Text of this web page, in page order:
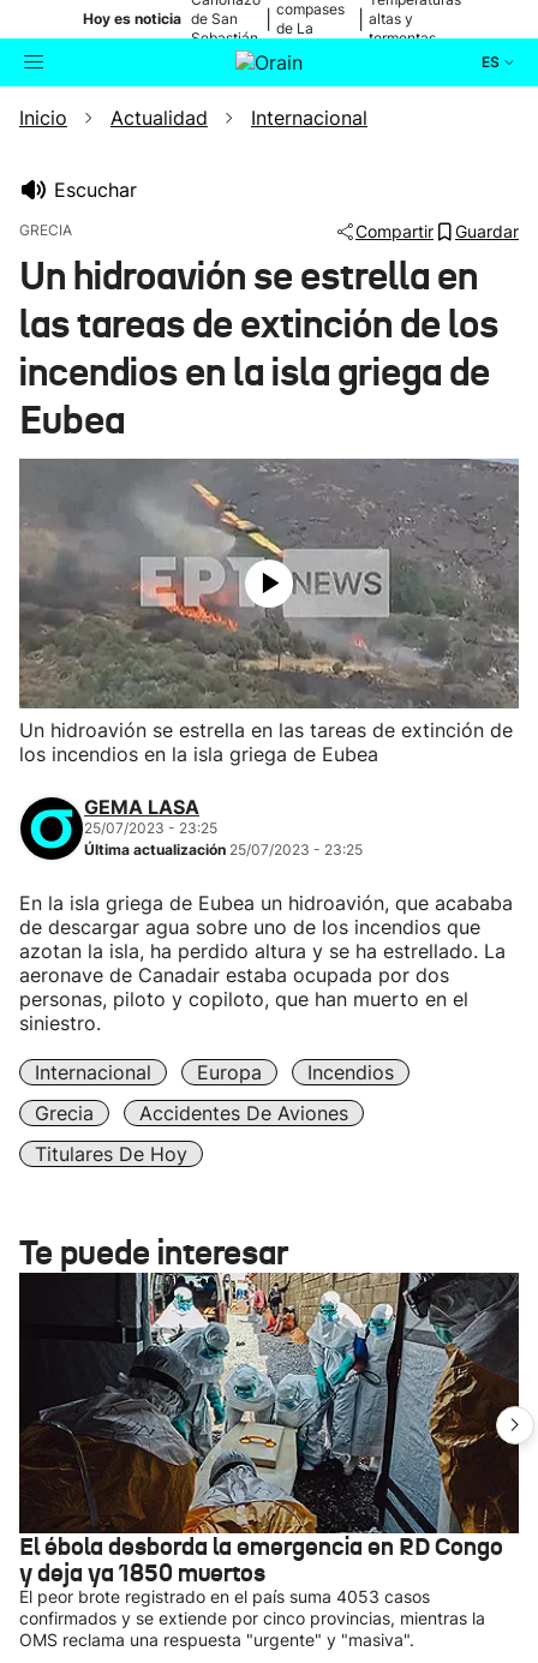
Hoy es noticia de San
Sebastián
compases
de La
altas y
tormentas
ES
Buscador Actualidad
Ikusmiran
Eguraldia
Inicio Actualidad Internacional
Escuchar
GRECIA Compartir Guardar
Un hidroavión se estrella en
las tareas de extinción de los
incendios en la isla griega de
Eubea
Un hidroavión se estrella en las tareas de extinción de
los incendios en la isla griega de Eubea
GEMA LASA
25/07/2023 - 23:25
Última actualización 25/07/2023 - 23:25
En la isla griega de Eubea un hidroavión, que acababa
de descargar agua sobre uno de los incendios que
azotan la isla, ha perdido altura y se ha estrellado. La
aeronave de Canadair estaba ocupada por dos
personas, piloto y copiloto, que han muerto en el
siniestro.
Internacional Europa
Incendios
Grecia
Accidentes De Aviones
Titulares De Hoy
Te puede interesar
El ébola desborda la emergencia en RD Congo
y deja ya 1850 muertos
El peor brote registrado en el país suma 4053 casos
confirmados y se extiende por cinco provincias, mientras la
OMS reclama una respuesta "urgente" y "masiva".